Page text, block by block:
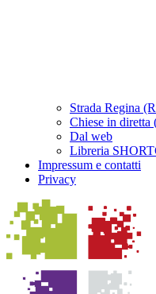
Strada Regina
Chiese in diretta
Dal web
Libreria
Impressum e contatti
Privacy